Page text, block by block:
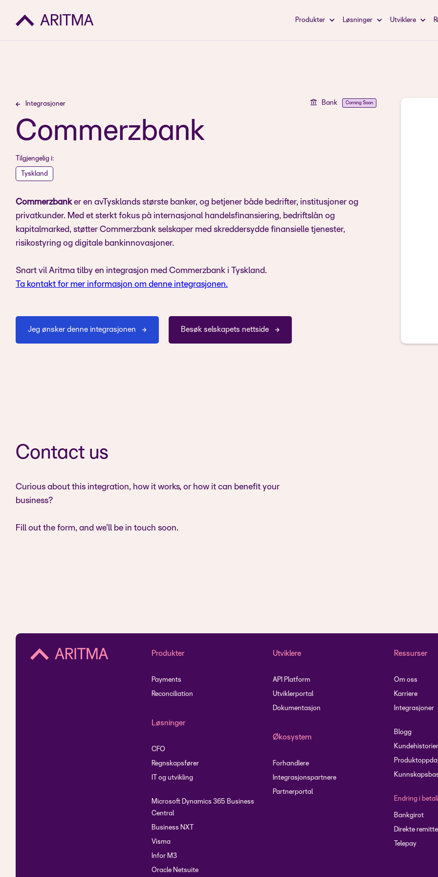
Produkter Løsninger Utviklere
Integrasjoner Bank Coming Soon
Commerzbank
Tilgjengelig i:
Tyskland
Commerzbanker en avTysklands største banker, og betjener både bedrifter, institusjoner og
privatkunder. Med et sterkt fokus på internasjonal handelsfinansiering, bedriftslån og
kapitalmarked, støtter Commerzbank selskaper med skreddersydde finansielle tjenester,
risikostyring og digitale bankinnovasjoner.
Snart vil Aritma tilby en integrasjon med Commerzbank i Tyskland.
Ta kontakt for mer informasjon om denne integrasjonen.
Jeg ønsker denne integrasjonen Besøk selskapets nettside
Contact us
Curious about this integration, how it works, or how it can benefit your
business?
Fill out the form, and we’ll be in touch soon.
Produkter
Payments
Reconciliation
Løsninger
CFO
Regnskapsfører
IT og utvikling
Microsoft Dynamics 365 Business
Central
Business NXT
Visma
Infor M3
Oracle Netsuite
Utviklere
API Platform
Utviklerportal
Dokumentasjon
Økosystem
Forhandlere
Integrasjonspartnere
Partnerportal
Ressurser
Om oss
Karriere
Integrasjoner
Blogg
Kundehistorier
Endring i
Bankgirot
Direkte
Telepay